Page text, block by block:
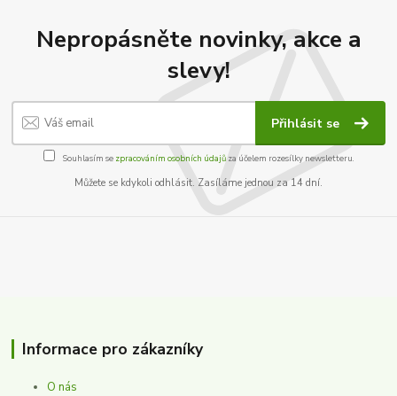
Nepropásněte novinky, akce a
slevy!
Přihlásit se
Souhlasím se zpracováním osobních údajůza účelem rozesílky newsletteru.
Můžete se kdykoli odhlásit. Zasíláme jednou za 14 dní.
Informace pro zákazníky
O nás